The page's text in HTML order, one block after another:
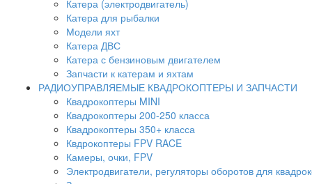
Катера (электродвигатель)
Катера для рыбалки
Модели яхт
Катера ДВС
Катера с бензиновым двигателем
Запчасти к катерам и яхтам
РАДИОУПРАВЛЯЕМЫЕ КВАДРОКОПТЕРЫ И ЗАПЧАСТИ
Квадрокоптеры MINI
Квадрокоптеры 200-250 класса
Квадрокоптеры 350+ класса
Квдрокоптеры FPV RACE
Камеры, очки, FPV
Электродвигатели, регуляторы оборотов для